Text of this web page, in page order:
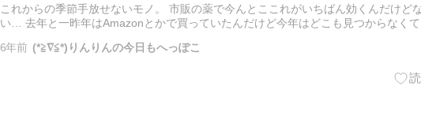
これからの季節手放せないモノ。 市販の薬で今んとここれがいちばん効くんだけど
い… 去年と一昨年はAmazonとかで買っていたんだけど今年はどこも見つからなくて
6年前 (*≧∇≦*)りんりんの今日もへっぽこ